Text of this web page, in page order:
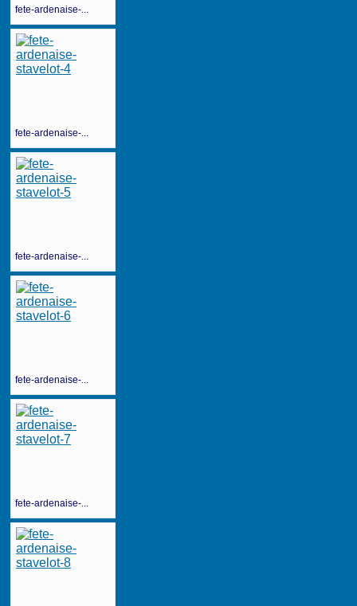
fete-ardenaise-...
fete-ardenaise-...
fete-ardenaise-...
fete-ardenaise-...
fete-ardenaise-...